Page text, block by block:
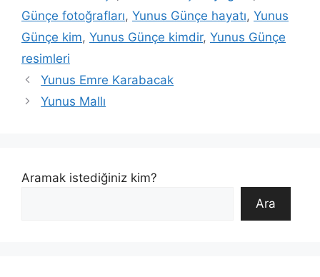
Günçe fotoğrafları, Yunus Günçe hayatı, Yunus
Günçe kim, Yunus Günçe kimdir, Yunus Günçe
resimleri
Yunus Emre Karabacak
Yunus Mallı
Aramak istediğiniz kim?
Ara